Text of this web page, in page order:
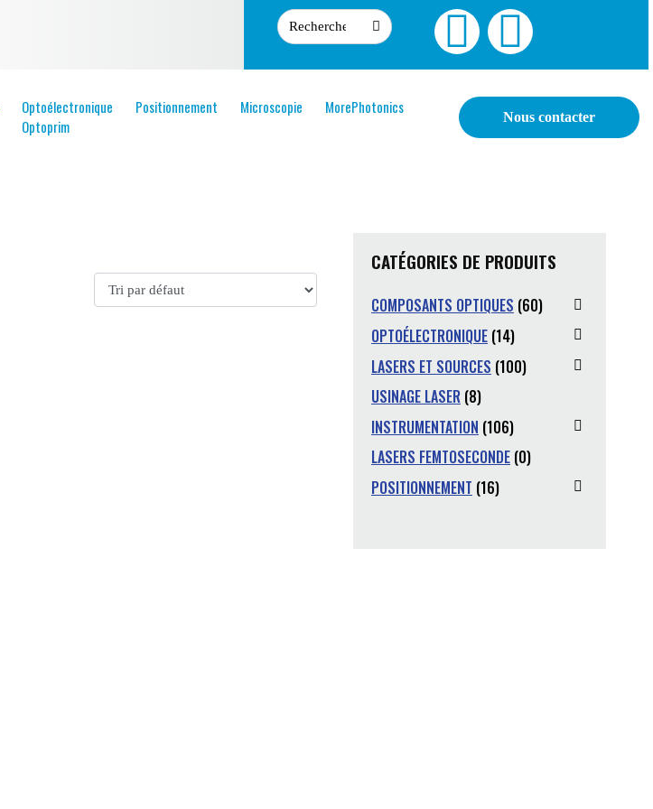
Optoélectronique Positionnement Microscopie
MorePhotonics
Optoprim
Nous contacter
CATÉGORIES DE PRODUITS
COMPOSANTS OPTIQUES (60)
OPTOÉLECTRONIQUE (14)
LASERS ET SOURCES (100)
USINAGE LASER (8)
INSTRUMENTATION (106)
LASERS FEMTOSECONDE (0)
POSITIONNEMENT (16)